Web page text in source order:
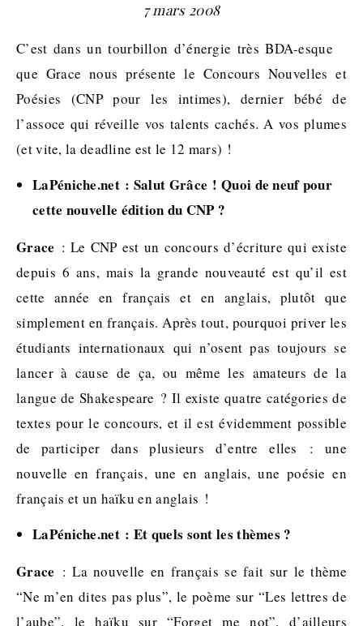
7 mars 2008
C’est dans un tourbillon d’énergie très BDA-esque
que Grace nous présente le Concours Nouvelles et
Poésies (CNP pour les intimes), dernier bébé de
l’assoce qui réveille vos talents cachés. A vos plumes
(et vite, la deadline est le 12 mars) !
LaPéniche.net : Salut Grâce ! Quoi de neuf pour
cette nouvelle édition du CNP ?
Grace : Le CNP est un concours d’écriture qui existe
depuis 6 ans, mais la grande nouveauté est qu’il est
cette année en français et en anglais, plutôt que
simplement en français. Après tout, pourquoi priver les
étudiants internationaux qui n’osent pas toujours se
lancer à cause de ça, ou même les amateurs de la
langue de Shakespeare ? Il existe quatre catégories de
textes pour le concours, et il est évidemment possible
de participer dans plusieurs d’entre elles : une
nouvelle en français, une en anglais, une poésie en
français et un haïku en anglais !
LaPéniche.net : Et quels sont les thèmes ?
Grace : La nouvelle en français se fait sur le thème
“Ne m’en dites pas plus”, le poème sur “Les lettres de
l’aube”, le haïku sur “Forget me not”, d’ailleurs